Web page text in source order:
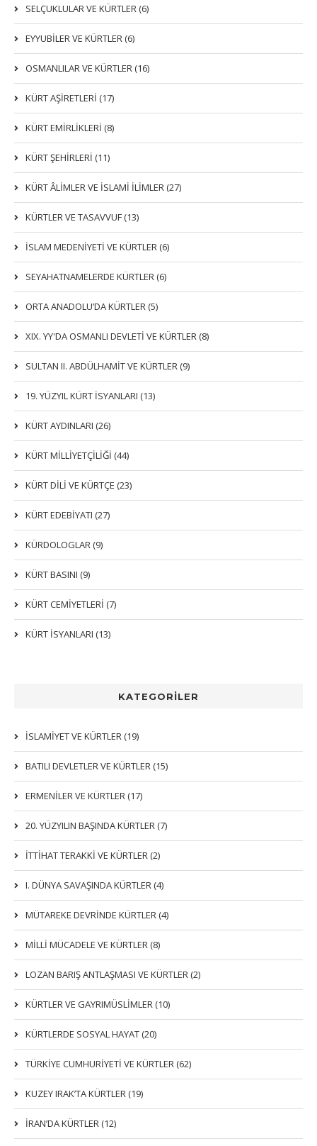
KATEGORİLER
İSLAMIYET VE KÜRTLER (19)
BATILI DEVLETLER VE KÜRTLER (15)
ERMENİLER VE KÜRTLER (17)
20. YÜZYILIN BAŞINDA KÜRTLER (7)
İTTIHAT TERAKKI VE KÜRTLER (2)
I. DÜNYA SAVAŞINDA KÜRTLER (4)
MÜTAREKE DEVRİNDE KÜRTLER (4)
MİLLİ MÜCADELE VE KÜRTLER (8)
LOZAN BARIŞ ANTLAŞMASI VE KÜRTLER (2)
KÜRTLER VE GAYRIMÜSLIMLER (10)
KÜRTLERDE SOSYAL HAYAT (20)
TÜRKİYE CUMHURİYETİ VE KÜRTLER (62)
KUZEY IRAK’TA KÜRTLER (19)
İRAN’DA KÜRTLER (12)
SELÇUKLULAR VE KÜRTLER (6)
EYYUBİLER VE KÜRTLER (6)
OSMANLILAR VE KÜRTLER (16)
KÜRT AŞİRETLERİ (17)
KÜRT EMİRLİKLERİ (8)
KÜRT ŞEHİRLERİ (11)
KÜRT ÂLİMLER VE İSLAMİ İLİMLER (27)
KÜRTLER VE TASAVVUF (13)
İSLAM MEDENİYETİ VE KÜRTLER (6)
SEYAHATNAMELERDE KÜRTLER (6)
ORTA ANADOLU’DA KÜRTLER (5)
XIX. YY'DA OSMANLI DEVLETI VE KÜRTLER (8)
SULTAN II. ABDÜLHAMİT VE KÜRTLER (9)
19. YÜZYIL KÜRT İSYANLARI (13)
KÜRT AYDINLARI (26)
KÜRT MİLLİYETÇİLİĞİ (44)
KÜRT DİLİ VE KÜRTÇE (23)
KÜRT EDEBİYATI (27)
KÜRDOLOGLAR (9)
KÜRT BASINI (9)
KÜRT CEMİYETLERİ (7)
KÜRT İSYANLARI (13)